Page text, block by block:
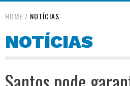
HOME / NOTÍCIAS
NOTÍCIAS